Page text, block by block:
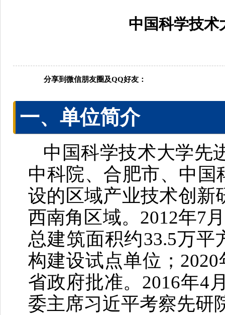
中国科学技术
分享到微信朋友圈及QQ好友：
一、单位简介
中国科学技术大学先
中科院、合肥市、中国
设的区域产业技术创新
西南角区域。2012年7
总建筑面积约33.5万平
构建设试点单位；
省政府批准。2016年4
委主席习近平考察先研